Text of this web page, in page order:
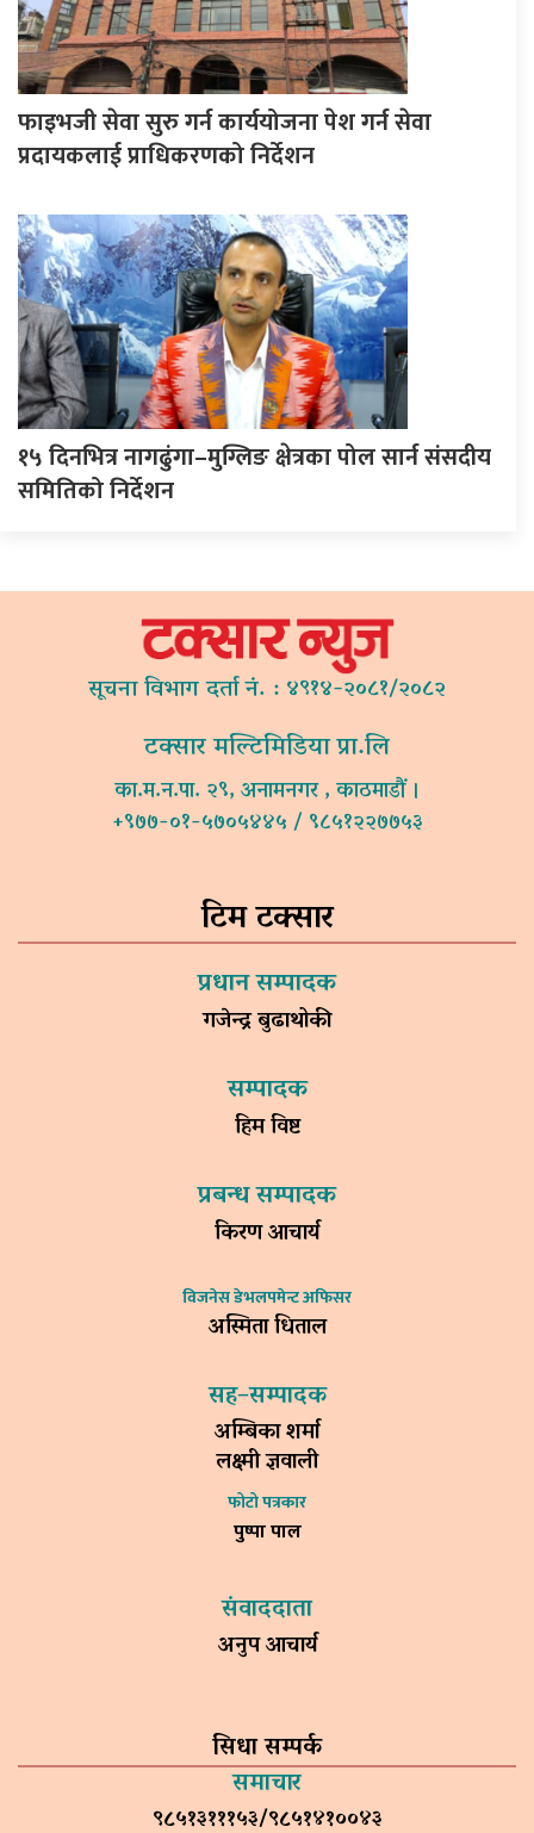
फाइभजी सेवा सुरु गर्न कार्ययोजना पेश गर्न सेवा
प्रदायकलाई प्राधिकरणको निर्देशन
१५ दिनभित्र नागढुंगा–मुग्लिङ क्षेत्रका पोल सार्न संसदीय
समितिको निर्देशन
सूचना विभाग दर्ता नं. : ४९१४-२०८१/२०८२
टक्सार मल्टिमिडिया प्रा.लि
का.म.न.पा. २९, अनामनगर , काठमाडौं ।
+९७७-०१-५७०५४४५ / ९८५१२२७७५३
टिम टक्सार
प्रधान सम्पादक
गजेन्द्र बुढाथोकी
सम्पादक
हिम विष्ट
प्रबन्ध सम्पादक
किरण आचार्य
विजनेस डेभलपमेन्ट अफिसर
अस्मिता धिताल
सह–सम्पादक
अम्बिका शर्मा
लक्ष्मी ज्ञवाली
फोटो पत्रकार
पुष्पा पाल
संवाददाता
अनुप आचार्य
सिधा सम्पर्क
समाचार
९८५१३१११५३/९८५१४१००४३